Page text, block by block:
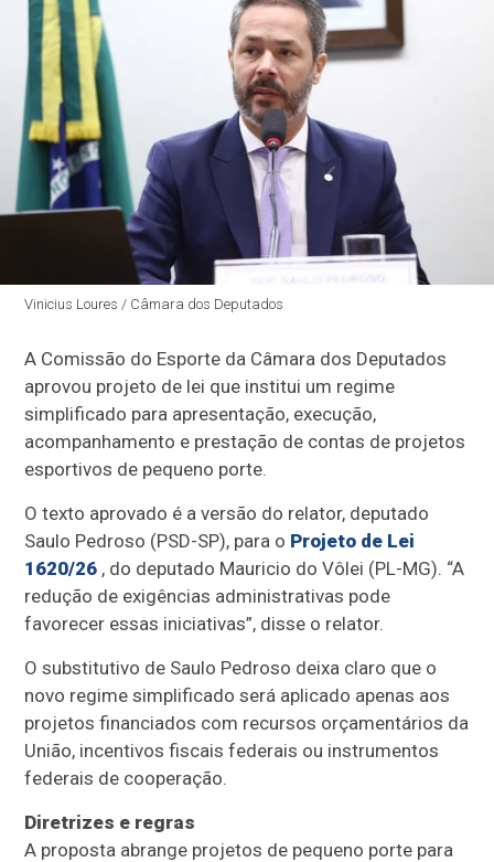
Vinicius Loures / Câmara dos Deputados
A Comissão do Esporte da Câmara dos Deputados
aprovou projeto de lei que institui um regime
simplificado para apresentação, execução,
acompanhamento e prestação de contas de projetos
esportivos de pequeno porte.
O texto aprovado é a versão do relator, deputado
Saulo Pedroso (PSD-SP), para o Projeto de Lei
1620/26 , do deputado Mauricio do Vôlei (PL-MG). “A
redução de exigências administrativas pode
favorecer essas iniciativas”, disse o relator.
Osubstitutivo de Saulo Pedroso deixa claro que o
novo regime simplificado será aplicado apenas aos
projetos financiados com recursos orçamentários da
União, incentivos fiscais federais ou instrumentos
federais de cooperação.
Diretrizes e regras
A proposta abrange projetos de pequeno porte para